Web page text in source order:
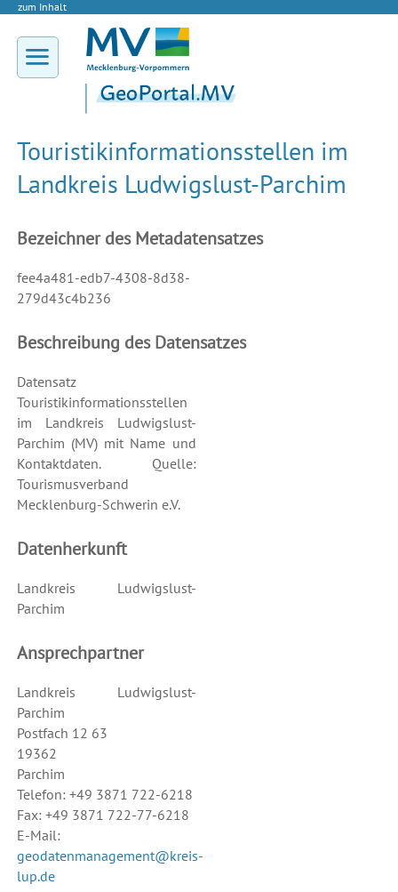
zum Inhalt
Touristikinformationsstellen im
Landkreis Ludwigslust-Parchim
Bezeichner des Metadatensatzes
fee4a481-edb7-4308-8d38-
279d43c4b236
Beschreibung des Datensatzes
Datensatz
Touristikinformationsstellen
im Landkreis Ludwigslust-
Parchim (MV) mit Name und
Kontaktdaten. Quelle:
Tourismusverband
Mecklenburg-Schwerin e.V.
Datenherkunft
Landkreis Ludwigslust-
Parchim
Ansprechpartner
Landkreis Ludwigslust-
Parchim
Postfach 12 63
19362
Parchim
Telefon: +49 3871 722-6218
Fax: +49 3871 722-77-6218
E-Mail:
geodatenmanagement@kreis-
lup.de